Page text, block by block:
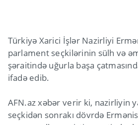
Türkiyə Xarici İşlər Nazirliyi
parlament seçkilərinin sülh və
şəraitində uğurla başa
ifadə edib.
AFN.az xəbər verir ki, nazirliyin
seçkidən sonrakı dövrdə